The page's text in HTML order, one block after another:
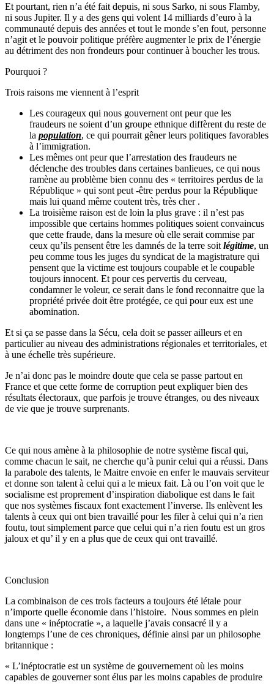
Et pourtant, rien n’a été fait depuis, ni sous Sarko, ni sous Flamby,
ni sous Jupiter. Il y a des gens qui volent 14 milliards d’euro à la
communauté depuis des années et tout le monde s’en fout, personne
n’agit et le pouvoir politique préfère augmenter le prix de l’énergie
au détriment des non frondeurs pour continuer à boucher les trous.
Pourquoi ?
Trois raisons me viennent à l’esprit
Les courageux qui nous gouvernent ont peur que les
fraudeurs ne soient d’un groupe ethnique diffèrent du reste de
la population, ce qui pourrait gêner leurs politiques favorables
à l’immigration.
Les mêmes ont peur que l’arrestation des fraudeurs ne
déclenche des troubles dans certaines banlieues, ce qui nous
ramène au problème bien connu des « territoires perdus de la
République » qui sont peut -être perdus pour la République
mais lui quand même coutent très, très cher .
La troisième raison est de loin la plus grave : il n’est pas
impossible que certains hommes politiques soient convaincus
que cette fraude, dans la mesure où elle serait commise par
ceux qu’ils pensent être les damnés de la terre soit légitime, un
peu comme tous les juges du syndicat de la magistrature qui
pensent que la victime est toujours coupable et le coupable
toujours innocent. Et pour ces pervertis du cerveau,
condamner le voleur, ce serait dans le fond reconnaitre que la
propriété privée doit être protégée, ce qui pour eux est une
abomination.
Et si ça se passe dans la Sécu, cela doit se passer ailleurs et en
particulier au niveau des administrations régionales et territoriales, et
à une échelle très supérieure.
Je n’ai donc pas le moindre doute que cela se passe partout en
France et que cette forme de corruption peut expliquer bien des
résultats électoraux, que parfois je trouve étranges, ou des niveaux
de vie que je trouve surprenants.
Ce qui nous amène à la philosophie de notre système fiscal qui,
comme chacun le sait, ne cherche qu’à punir celui qui a réussi. Dans
la parabole des talents, le Maitre envoie en enfer le mauvais serviteur
et donne son talent à celui qui a le mieux fait. Là ou l’on voit que le
socialisme est proprement d’inspiration diabolique est dans le fait
que nos systèmes fiscaux font exactement l’inverse. Ils enlèvent les
talents à ceux qui ont bien travaillé pour les filer à celui qui n’a rien
foutu, tout simplement parce que celui qui n’a rien foutu est un gros
jaloux et qu’ il y en a plus que de ceux qui ont travaillé.
Conclusion
La combinaison de ces trois facteurs a toujours été létale pour
n’importe quelle économie dans l’histoire. Nous sommes en plein
dans une « inéptocratie », a laquelle j’avais consacré il y a
longtemps l’une de ces chroniques, définie ainsi par un philosophe
britannique :
« L’inéptocratie est un système de gouvernement où les moins
capables de gouverner sont élus par les moins capables de produire